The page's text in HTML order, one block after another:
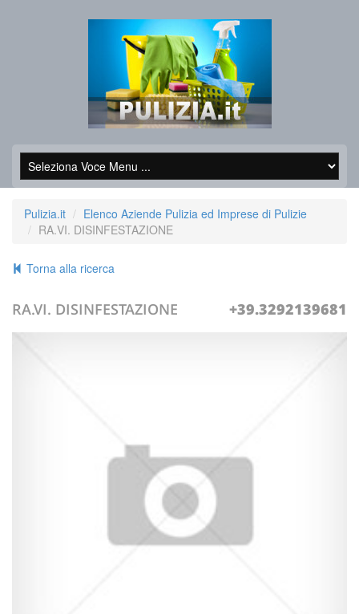
Pulizia.it
Elenco Aziende Pulizia ed Imprese di Pulizie
RA.VI. DISINFESTAZIONE
Torna alla ricerca
RA.VI. DISINFESTAZIONE +39.3292139681